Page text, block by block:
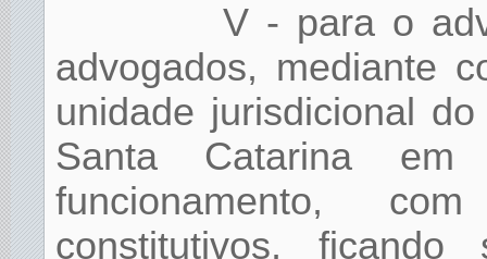
V - para o
advogados, mediante
unidade jurisdicional
Santa Catarina
funcionamento,
constitutivos,